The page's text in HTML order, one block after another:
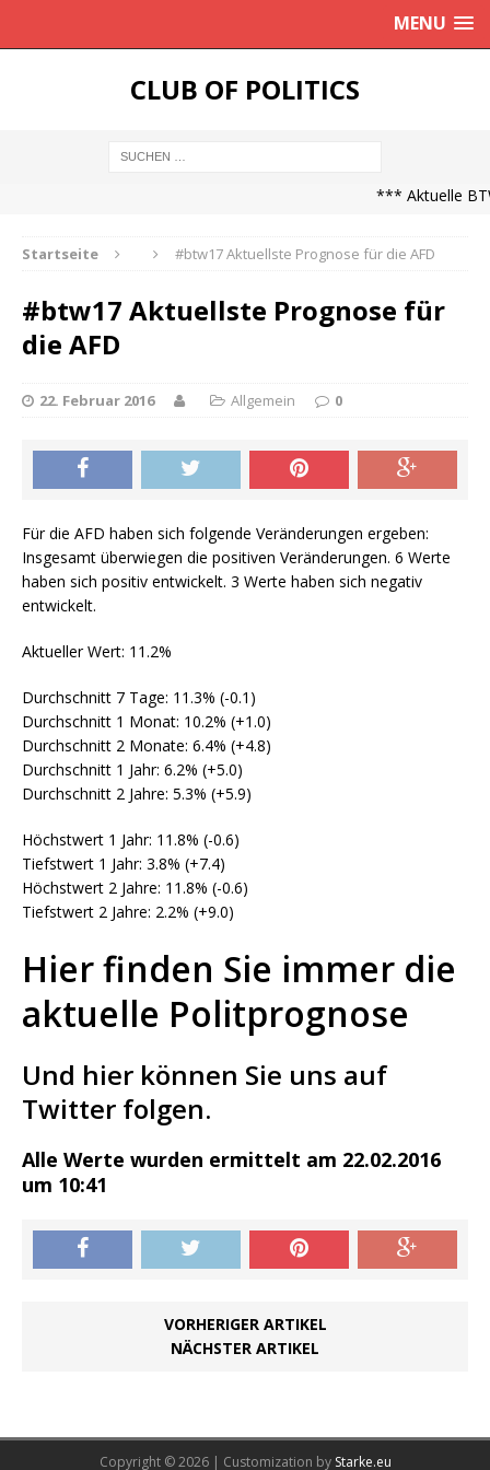
MENU
CLUB OF POLITICS
*** Aktuelle
Startseite #btw17 Aktuellste Prognose für die AFD
#btw17 Aktuellste Prognose für
die AFD
22. Februar 2016 Allgemein 0
Für die AFD haben sich folgende Veränderungen ergeben:
Insgesamt überwiegen die positiven Veränderungen. 6 Werte
haben sich positiv entwickelt. 3 Werte haben sich negativ
entwickelt.
Aktueller Wert: 11.2%
Durchschnitt 7 Tage: 11.3% (-0.1)
Durchschnitt 1 Monat: 10.2% (+1.0)
Durchschnitt 2 Monate: 6.4% (+4.8)
Durchschnitt 1 Jahr: 6.2% (+5.0)
Durchschnitt 2 Jahre: 5.3% (+5.9)
Höchstwert 1 Jahr: 11.8% (-0.6)
Tiefstwert 1 Jahr: 3.8% (+7.4)
Höchstwert 2 Jahre: 11.8% (-0.6)
Tiefstwert 2 Jahre: 2.2% (+9.0)
Hier finden Sie immer die
aktuelle Politprognose
Und hier können Sie uns auf
Twitter folgen.
Alle Werte wurden ermittelt am 22.02.2016
um 10:41
VORHERIGER ARTIKEL
NÄCHSTER ARTIKEL
Copyright © 2026 | Customization by Starke.eu